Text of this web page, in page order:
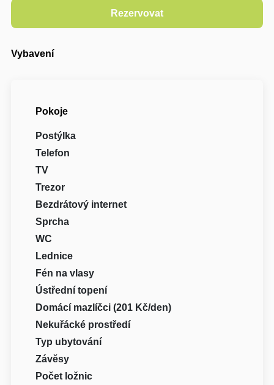
Vybavení
Pokoje
Postýlka
Telefon
TV
Trezor
Bezdrátový internet
Sprcha
WC
Lednice
Fén na vlasy
Ústřední topení
Domácí mazlíčci (201 Kč/den)
Nekuřácké prostředí
Typ ubytování
Závěsy
Počet ložnic